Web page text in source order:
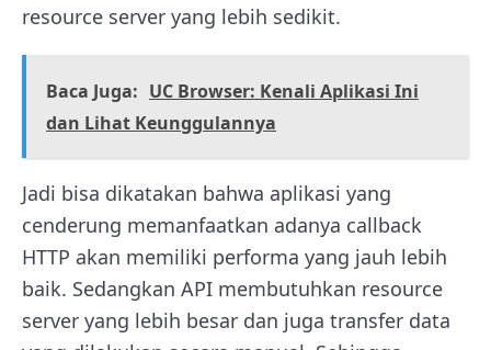
resource server yang lebih sedikit.
Baca Juga: UC Browser: Kenali Aplikasi Ini
dan Lihat Keunggulannya
Jadi bisa dikatakan bahwa aplikasi yang
cenderung memanfaatkan adanya callback
HTTP akan memiliki performa yang jauh lebih
baik. Sedangkan API membutuhkan resource
server yang lebih besar dan juga transfer data